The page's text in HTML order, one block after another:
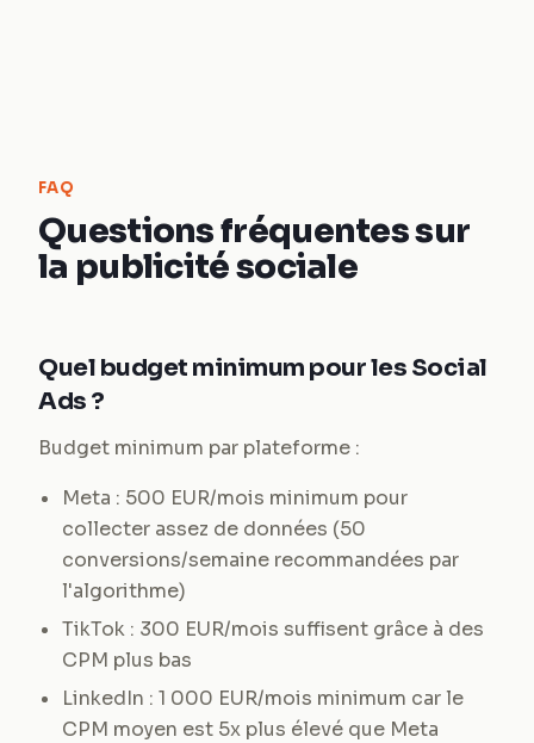
FAQ
Questions fréquentes sur
la publicité sociale
Quel budget minimum pour les Social
Ads ?
Budget minimum par plateforme :
Meta : 500 EUR/mois minimum pour
collecter assez de données (50
conversions/semaine recommandées par
l'algorithme)
TikTok : 300 EUR/mois suffisent grâce à des
CPM plus bas
LinkedIn : 1 000 EUR/mois minimum car le
CPM moyen est 5x plus élevé que Meta